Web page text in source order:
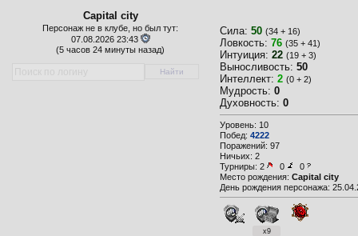
Capital city
Персонаж не в клубе, но был тут:
07.08.2026 23:43
(5 часов 24 минуты назад)
Сила: 50 (34 + 16)
Ловкость: 76 (35 + 41)
Интуиция: 22 (19 + 3)
Выносливость: 50
Интеллект: 2 (0 + 2)
Мудрость: 0
Духовность: 0
Уровень: 10
Побед: 4222
Поражений: 97
Ничьих: 2
Турниры: 2 0
0
Место рождения: Capital city
День рождения персонажа:
x9